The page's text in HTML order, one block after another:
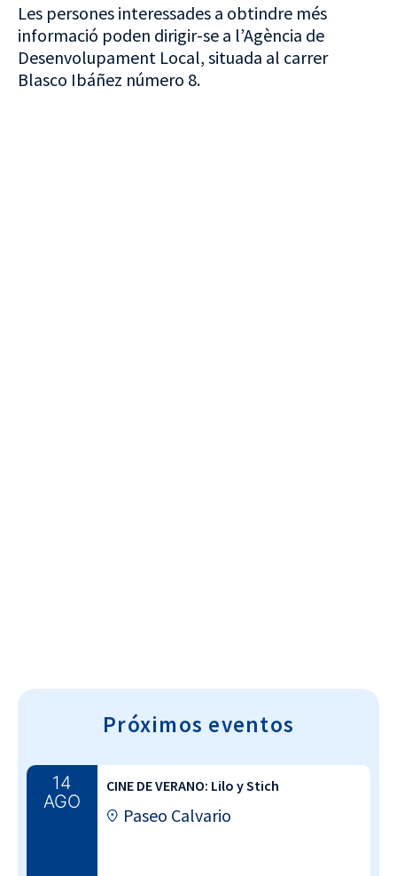
Les persones interessades a obtindre més
informació poden dirigir-se a l’Agència de
Desenvolupament Local, situada al carrer
Blasco Ibáñez número 8.
Próximos eventos
14
AGO
CINE DE VERANO: Lilo y Stich
Paseo Calvario